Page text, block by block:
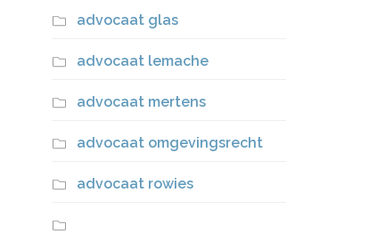
advocaat glas
advocaat lemache
advocaat mertens
advocaat omgevingsrecht
advocaat rowies